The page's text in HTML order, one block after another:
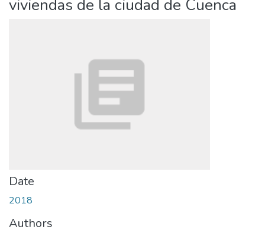
viviendas de la ciudad de Cuenca
Date
2018
Authors